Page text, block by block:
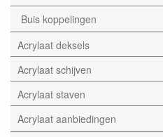
Buis koppelingen
Acrylaat deksels
Acrylaat schijven
Acrylaat staven
Acrylaat aanbiedingen